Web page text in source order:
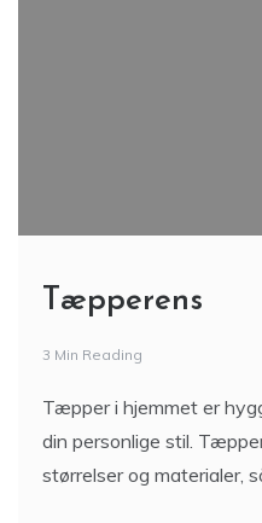
Tæpperens
3 Min Reading
Tæpper i hjemmet er
din personlige stil.
størrelser og materialer,